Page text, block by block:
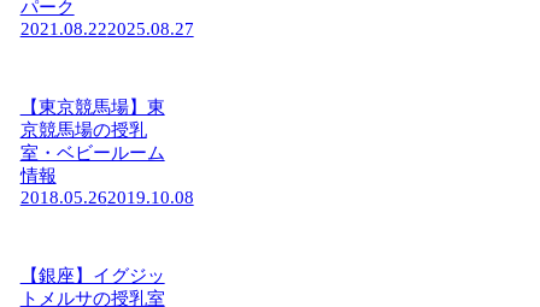
パーク
2021.08.222025.08.27
【東京競馬場】東
京競馬場の授乳
室・ベビールーム
情報
2018.05.262019.10.08
【銀座】イグジッ
トメルサの授乳室